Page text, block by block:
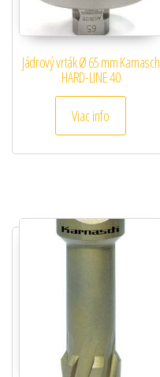
Jádrový vrták Ø 65 mm Karnasch
HARD-LINE 40
Viac info